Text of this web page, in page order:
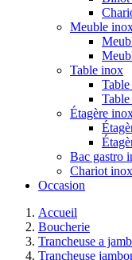
Meuble
Table inox
Étagère
Bac gastro
Chariot inox
Occasion
Accueil
Boucherie
Trancheuse a
Trancheuse